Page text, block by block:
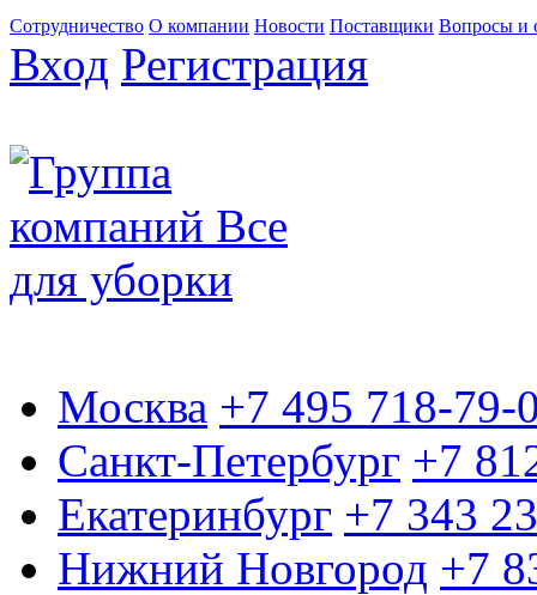
Сотрудничество О компании Новости Поставщики Вопросы и
Вход Регистрация
Москва +7 495 718-79-
Санкт-Петербург +7
Екатеринбург +7 343
Нижний Новгород +7